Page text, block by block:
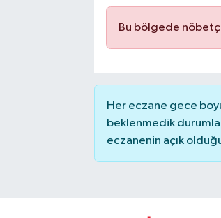
Bu bölgede
Her eczane gece
beklenmedik
eczanenin açık